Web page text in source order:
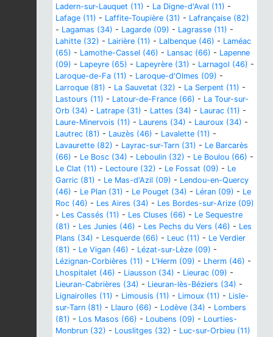
Ladern-sur-Lauquet (11) - La Digne-d'Aval (11) -
Lafage (11) - Laffite-Toupière (31) - Lafrançaise (82)
- Lagamas (34) - Lagarde (09) - Lagrasse (11) -
Lahitte (32) - Lairière (11) - Lalbenque (46) - Laméac
(65) - Lamothe-Cassel (46) - Lansac (66) - Lapenne
(09) - Lapeyre (65) - Lapeyrère (31) - Larnagol (46) -
Laroque-de-Fa (11) - Laroque-d'Olmes (09) -
Larroque (81) - La Sauvetat (32) - La Serpent (11) -
Lastours (11) - Latour-de-France (66) - La Tour-sur-
Orb (34) - Latrape (31) - Lattes (34) - Laurac (11) -
Laure-Minervois (11) - Laurens (34) - Lauroux (34) -
Lautrec (81) - Lauzès (46) - Lavalette (11) -
Lavaurette (82) - Layrac-sur-Tarn (31) - Le Barcarès
(66) - Le Bosc (34) - Leboulin (32) - Le Boulou (66) -
Le Clat (11) - Lectoure (32) - Le Fossat (09) - Le
Garric (81) - Le Mas-d'Azil (09) - Lendou-en-Quercy
(46) - Le Plan (31) - Le Pouget (34) - Léran (09) - Le
Roc (46) - Les Aires (34) - Les Bordes-sur-Arize (09)
- Les Cassés (11) - Les Cluses (66) - Le Sequestre
(81) - Les Junies (46) - Les Pechs du Vers (46) - Les
Plans (34) - Lesquerde (66) - Leuc (11) - Le Verdier
(81) - Le Vigan (46) - Lézat-sur-Lèze (09) -
Lézignan-Corbières (11) - L'Herm (09) - Lherm (46) -
Lhospitalet (46) - Liausson (34) - Lieurac (09) -
Lieuran-Cabrières (34) - Lieuran-lès-Béziers (34) -
Lignairolles (11) - Limousis (11) - Limoux (11) - Lisle-
sur-Tarn (81) - Llauro (66) - Lodève (34) - Lombers
(81) - Los Masos (66) - Loubens (09) - Lourties-
Monbrun (32) - Louslitges (32) - Luc-sur-Orbieu (11)